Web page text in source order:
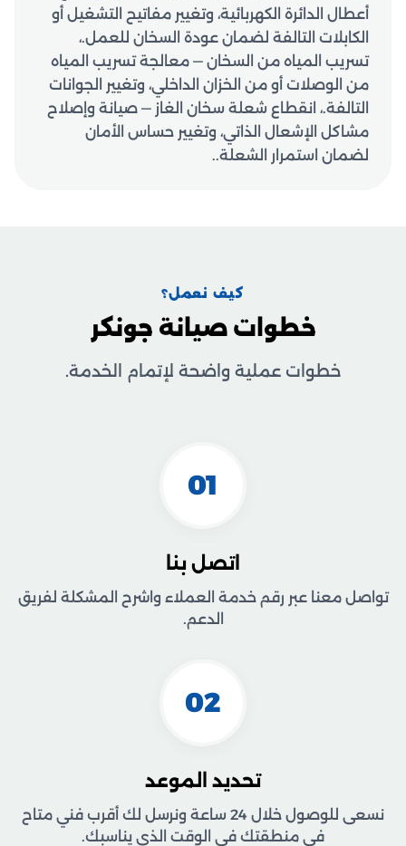
أعطال الدائرة الكهربائية، وتغيير مفاتيح التشغيل أو
الكابلات التالفة لضمان عودة السخان للعمل.،
تسريب المياه من السخان — معالجة تسريب المياه
من الوصلات أو من الخزان الداخلي، وتغيير الجوانات
التالفة.، انقطاع شعلة سخان الغاز — صيانة وإصلاح
مشاكل الإشعال الذاتي، وتغيير حساس الأمان
لضمان استمرار الشعلة..
كيف نعمل؟
خطوات صيانة جونكر
خطوات عملية واضحة لإتمام الخدمة.
01
اتصل بنا
تواصل معنا عبر رقم خدمة العملاء واشرح المشكلة لفريق
الدعم.
02
تحديد الموعد
نسعى للوصول خلال 24 ساعة ونرسل لك أقرب فني متاح
في منطقتك في الوقت الذي يناسبك.